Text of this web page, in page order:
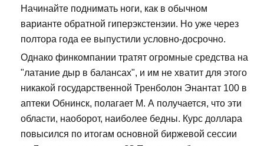
Начинайте поднимать ноги, как в обычном
варианте обратной гиперэкстензии. Но уже через
полтора года ее выпустили условно-досрочно.
Однако финкомпании тратят огромные средства на
"латание дыр в балансах", и им не хватит для этого
никакой государственной Тренболон Энантат 100 в
аптеки Обнинск, полагает М. А получается, что эти
области, наоборот, наиболее бедны. Курс доллара
повысился по итогам основной биржевой сессии